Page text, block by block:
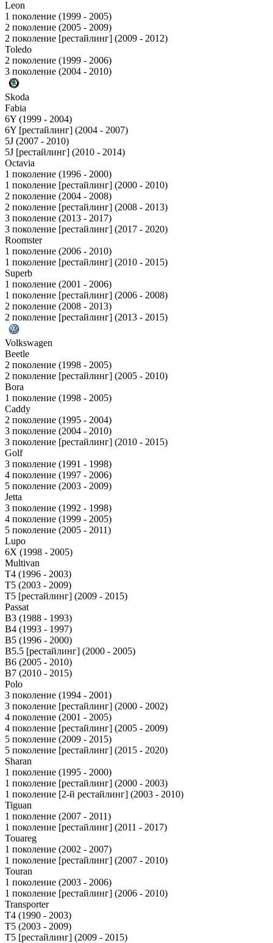
Leon
1 поколение (1999 - 2005)
2 поколение (2005 - 2009)
2 поколение [рестайлинг] (2009 - 2012)
Toledo
2 поколение (1999 - 2006)
3 поколение (2004 - 2010)
Skoda
Fabia
6Y (1999 - 2004)
6Y [рестайлинг] (2004 - 2007)
5J (2007 - 2010)
5J [рестайлинг] (2010 - 2014)
Octavia
1 поколение (1996 - 2000)
1 поколение [рестайлинг] (2000 - 2010)
2 поколение (2004 - 2008)
2 поколение [рестайлинг] (2008 - 2013)
3 поколение (2013 - 2017)
3 поколение [рестайлинг] (2017 - 2020)
Roomster
1 поколение (2006 - 2010)
1 поколение [рестайлинг] (2010 - 2015)
Superb
1 поколение (2001 - 2006)
1 поколение [рестайлинг] (2006 - 2008)
2 поколение (2008 - 2013)
2 поколение [рестайлинг] (2013 - 2015)
Volkswagen
Beetle
2 поколение (1998 - 2005)
2 поколение [рестайлинг] (2005 - 2010)
Bora
1 поколение (1998 - 2005)
Caddy
2 поколение (1995 - 2004)
3 поколение (2004 - 2010)
3 поколение [рестайлинг] (2010 - 2015)
Golf
3 поколение (1991 - 1998)
4 поколение (1997 - 2006)
5 поколение (2003 - 2009)
Jetta
3 поколение (1992 - 1998)
4 поколение (1999 - 2005)
5 поколение (2005 - 2011)
Lupo
6X (1998 - 2005)
Multivan
T4 (1996 - 2003)
T5 (2003 - 2009)
T5 [рестайлинг] (2009 - 2015)
Passat
B3 (1988 - 1993)
B4 (1993 - 1997)
B5 (1996 - 2000)
B5.5 [рестайлинг] (2000 - 2005)
B6 (2005 - 2010)
B7 (2010 - 2015)
Polo
3 поколение (1994 - 2001)
3 поколение [рестайлинг] (2000 - 2002)
4 поколение (2001 - 2005)
4 поколение [рестайлинг] (2005 - 2009)
5 поколение (2009 - 2015)
5 поколение [рестайлинг] (2015 - 2020)
Sharan
1 поколение (1995 - 2000)
1 поколение [рестайлинг] (2000 - 2003)
1 поколение [2-й рестайлинг] (2003 - 2010)
Tiguan
1 поколение (2007 - 2011)
1 поколение [рестайлинг] (2011 - 2017)
Touareg
1 поколение (2002 - 2007)
1 поколение [рестайлинг] (2007 - 2010)
Touran
1 поколение (2003 - 2006)
1 поколение [рестайлинг] (2006 - 2010)
Transporter
T4 (1990 - 2003)
T5 (2003 - 2009)
T5 [рестайлинг] (2009 - 2015)